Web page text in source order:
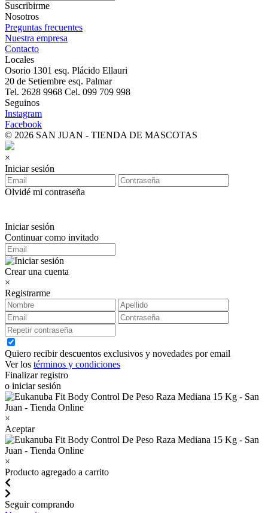
Suscribirme
Nosotros
Preguntas frecuentes
Nuestra empresa
Contacto
Locales
Osorio 1301 esq. Plácido Ellauri
20 de Setiembre esq. Palmar
Tel. 2628 9968 Cel. 099 709 998
Seguinos
Instagram
Facebook
© 2026 SAN JUAN - TIENDA DE MASCOTAS
×
Iniciar sesión
Olvidé mi contraseña
Iniciar sesión
Continuar como invitado
Crear una cuenta
×
Registrarme
Quiero recibir descuentos exclusivos y novedades por email
Ver los términos y condiciones
Finalizar registro
o iniciar sesión
×
Aceptar
×
Producto agregado a carrito
Seguir comprando